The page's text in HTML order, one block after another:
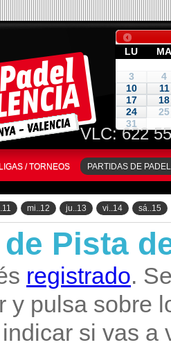
LU MA
3
4
10
11
17
18
24
25
31
VLC:622
LIGAS / TORNEOS PARTIDAS DE PADEL
mi..12 ju..13 vi..14 sá..15
Pista
registrado.
y pulsa sobre
si vas